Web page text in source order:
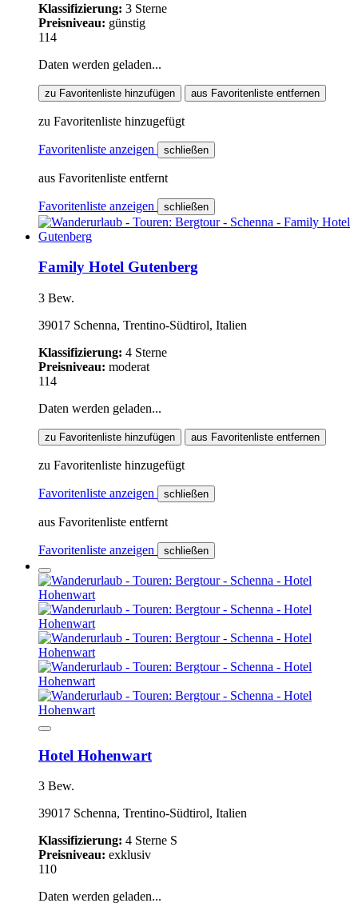
Klassifizierung: 3 Sterne
Preisniveau: günstig
114
Daten werden geladen...
zu Favoritenliste hinzufügen aus Favoritenliste entfernen
zu Favoritenliste hinzugefügt
Favoritenliste anzeigen schließen
aus Favoritenliste entfernt
Favoritenliste anzeigen schließen
Family Hotel Gutenberg
3 Bew.
39017 Schenna, Trentino-Südtirol, Italien
Klassifizierung: 4 Sterne
Preisniveau: moderat
114
Daten werden geladen...
zu Favoritenliste hinzufügen aus Favoritenliste entfernen
zu Favoritenliste hinzugefügt
Favoritenliste anzeigen schließen
aus Favoritenliste entfernt
Favoritenliste anzeigen schließen
Hotel Hohenwart
3 Bew.
39017 Schenna, Trentino-Südtirol, Italien
Klassifizierung: 4 Sterne S
Preisniveau: exklusiv
110
Daten werden geladen...